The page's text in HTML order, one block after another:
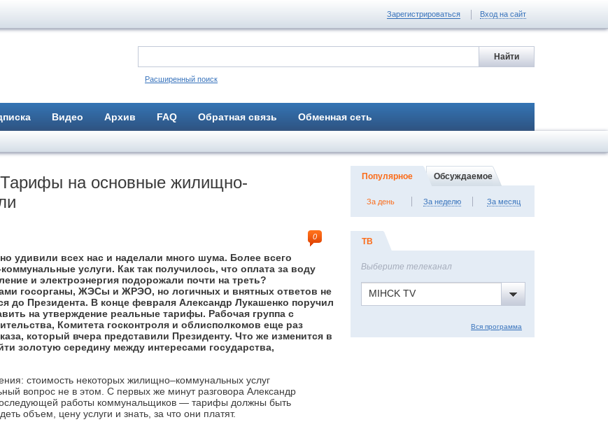
Зарегистрироваться Вход на сайт
Расширенный поиск
Видео Архив FAQ Обратная связь Обменная сеть
на основные жилищно-
0
удивили всех нас и наделали много шума. Более всего
услуги. Как так получилось, что оплата за воду
и электроэнергия подорожали почти на треть?
гос­органы, ЖЭСы и ЖРЭО, но логичных и внятных ответов не
до Президента. В конце февраля Александр Лукашенко поручил
на утверждение реальные тарифы. Рабочая группа с
Комитета госконтроля и облисполкомов еще раз
который вчера представили Президенту. Что же изменится в
золотую середину между интересами государства,
стоимость некоторых жилищно–коммунальных услуг
вопрос не в этом. С первых же минут разговора Александр
работы коммунальщиков — тарифы должны быть
объем, цену услуги и знать, за что они платят.
Популярное Обсуждаемое
За день За неделю За месяц
ТВ
Выберите телеканал
MIHCK TV
Вся программа